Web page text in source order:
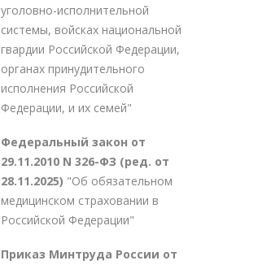
уголовно-исполнительной
системы, войсках национальной
гвардии Российской Федерации,
органах принудительного
исполнения Российской
Федерации, и их семей"
Федеральный закон от
29.11.2010 N 326-ФЗ (ред. от
28.11.2025) "Об обязательном
медицинском страховании в
Российской Федерации"
Приказ Минтруда России от